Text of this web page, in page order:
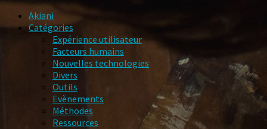
Akiani
Catégories
Expérience utilisateur
Facteurs humains
Nouvelles technologies
Divers
Outils
Evènements
Méthodes
Ressources